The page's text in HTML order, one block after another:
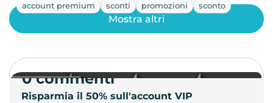
account premium sconti promozioni sconto
Risparmia il 50% sull'account VIP
Mostra altri
0 commenti